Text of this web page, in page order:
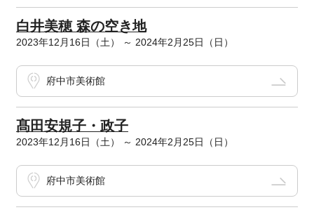
白井美穂 森の空き地
2023年12月16日（土） ～ 2024年2月25日（日）
府中市美術館
髙田安規子・政子
2023年12月16日（土） ～ 2024年2月25日（日）
府中市美術館